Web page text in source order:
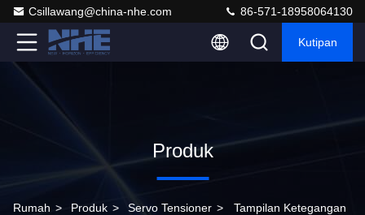
Csillawang@china-nhe.com 86-571-18958064130
Kutipan
Produk
Rumah > Produk > Servo Tensioner > Tampilan Ketegangan